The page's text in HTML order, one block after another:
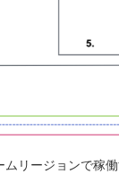
リージョンで稼